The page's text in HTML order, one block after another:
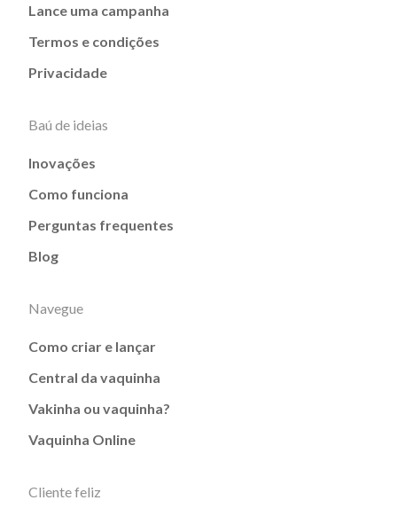
Lance uma campanha
Termos e condições
Privacidade
Baú de ideias
Inovações
Como funciona
Perguntas frequentes
Blog
Navegue
Como criar e lançar
Central da vaquinha
Vakinha ou vaquinha?
Vaquinha Online
Cliente feliz